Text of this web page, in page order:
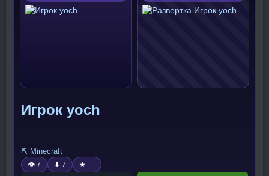
Игрок yoch
⛏️ Minecraft
👁 7 ⬇ 7 ★ —